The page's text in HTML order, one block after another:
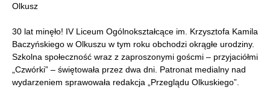
Olkusz
30 lat minęło! IV Liceum Ogólnokształcące im. Krzysztofa Kamila
Baczyńskiego w Olkuszu w tym roku obchodzi okrągłe urodziny.
Szkolna społeczność wraz z zaproszonymi goścmi – przyjaciółmi
„Czwórki” – świętowała przez dwa dni. Patronat medialny nad
wydarzeniem sprawowała redakcja „Przeglądu Olkuskiego”.